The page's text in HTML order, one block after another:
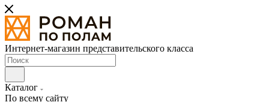
Интернет-магазин представительского класса
Каталог
По всему сайту